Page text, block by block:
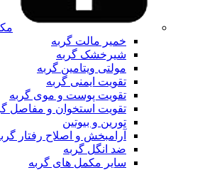
خمیر مالت گربه
شیرخشک گربه
مولتی ویتامین گربه
تقویت ایمنی گربه
تقویت پوست و موی گربه
تقویت استخوان و مفاصل
تورین و بیوتین
آرامبخش و اصلاح رفتار
ضد انگل گربه
سایر مکمل های گربه